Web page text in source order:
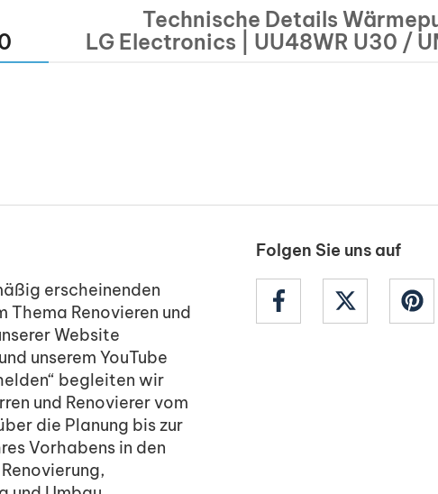
Technische Details
LG Electronics | UU48WR U30 /
erscheinenden
Thema Renovieren und
Website
unserem YouTube
begleiten wir
und Renovierer vom
die Planung bis zur
Vorhabens in den
Folgen Sie uns auf